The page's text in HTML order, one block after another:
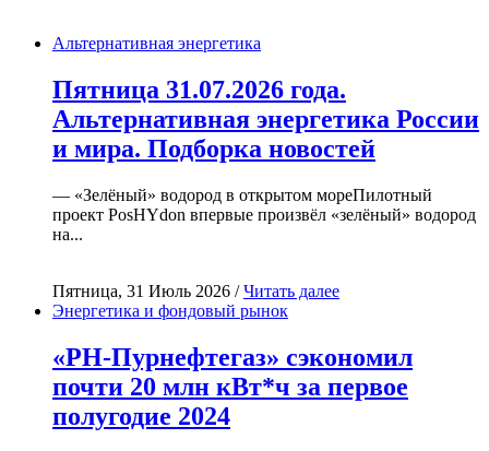
Альтернативная энергетика
Пятница 31.07.2026 года.
Альтернативная энергетика России
и мира. Подборка новостей
— «Зелёный» водород в открытом мореПилотный
проект PosHYdon впервые произвёл «зелёный» водород
на...
Пятница, 31 Июль 2026 /Читать далее
Энергетика и фондовый рынок
«РН-Пурнефтегаз» сэкономил
почти 20 млн кВт*ч за первое
полугодие 2024